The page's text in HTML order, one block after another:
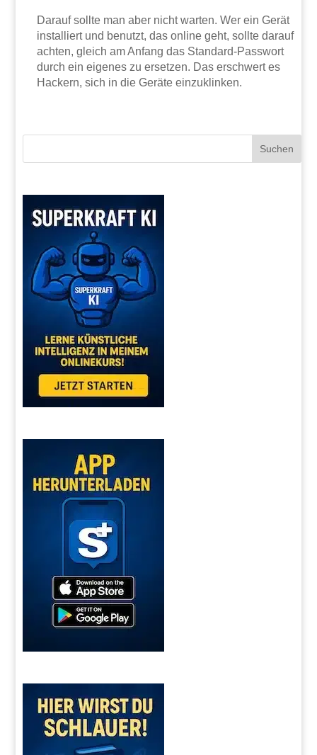
Darauf sollte man aber nicht warten. Wer ein Gerät
installiert und benutzt, das online geht, sollte darauf
achten, gleich am Anfang das Standard-Passwort
durch ein eigenes zu ersetzen. Das erschwert es
Hackern, sich in die Geräte einzuklinken.